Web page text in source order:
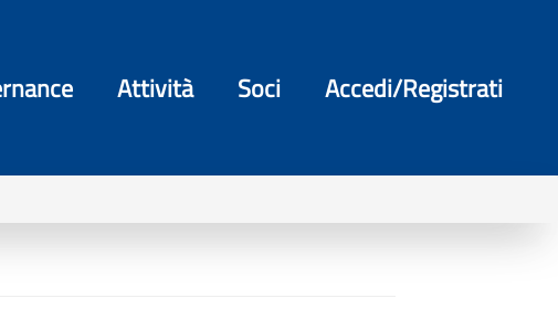
Attività Soci Accedi/Registrati